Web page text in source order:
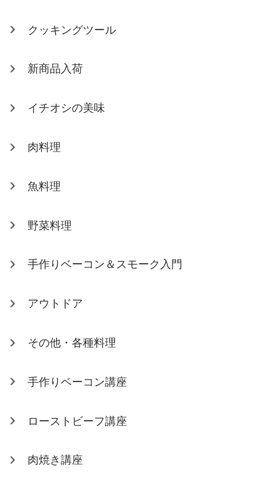
クッキングツール
新商品入荷
イチオシの美味
肉料理
魚料理
野菜料理
手作りベーコン＆スモーク入門
アウトドア
その他・各種料理
手作りベーコン講座
ローストビーフ講座
肉焼き講座